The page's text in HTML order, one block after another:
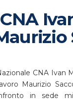
CNA Ivan
Maurizio
in sede